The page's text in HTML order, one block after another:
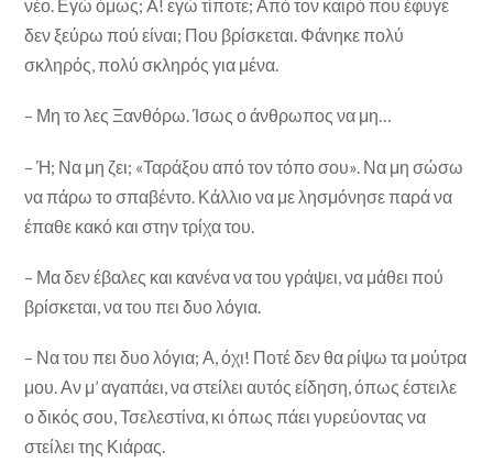
νέο. Εγώ όμως; A! εγώ τίποτε; Από τον καιρό που έφυγε
δεν ξεύρω πού είναι; Που βρίσκεται. Φάνηκε πολύ
σκληρός, πολύ σκληρός για μένα.
– Μη το λες Ξανθόρω. Ίσως ο άνθρωπος να μη…
– Ή; Να μη ζει; «Ταράξου από τον τόπο σου». Να μη σώσω
να πάρω το σπαβέντο. Κάλλιο να με λησμόνησε πα­ρά να
έπαθε κακό και στην τρίχα του.
– Μα δεν έβαλες και κανένα να του γράψει, να μάθει πού
βρίσκεται, να του πει δυο λόγια.
– Να του πει δυο λόγια; Α, όχι! Ποτέ δεν θα ρίψω τα μούτρα
μου. Αν μ’ αγαπάει, να στείλει αυτός είδηση, όπως έστειλε
ο δικός σου, Τσελεστίνα, κι όπως πάει γυρεύοντας να
στείλει της Κιάρας.